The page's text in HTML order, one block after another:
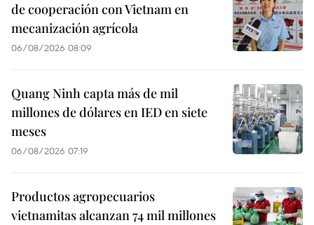
de cooperación con Vietnam en
mecanización agrícola
06/08/2026 08:09
Quang Ninh capta más de mil
millones de dólares en IED en siete
meses
06/08/2026 07:19
Productos agropecuarios
vietnamitas alcanzan 74 mil millones